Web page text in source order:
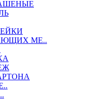
МЕ..